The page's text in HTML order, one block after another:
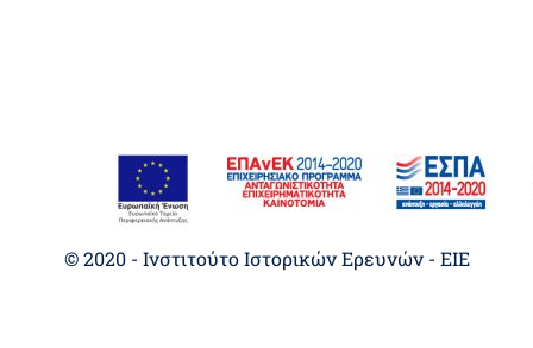
© 2020 - Ινστιτούτο Ιστορικών Ερευνών - EIE